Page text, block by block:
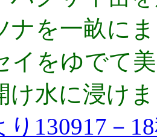
ナを一畝に
イをゆでて
け水に浸け
り130917－